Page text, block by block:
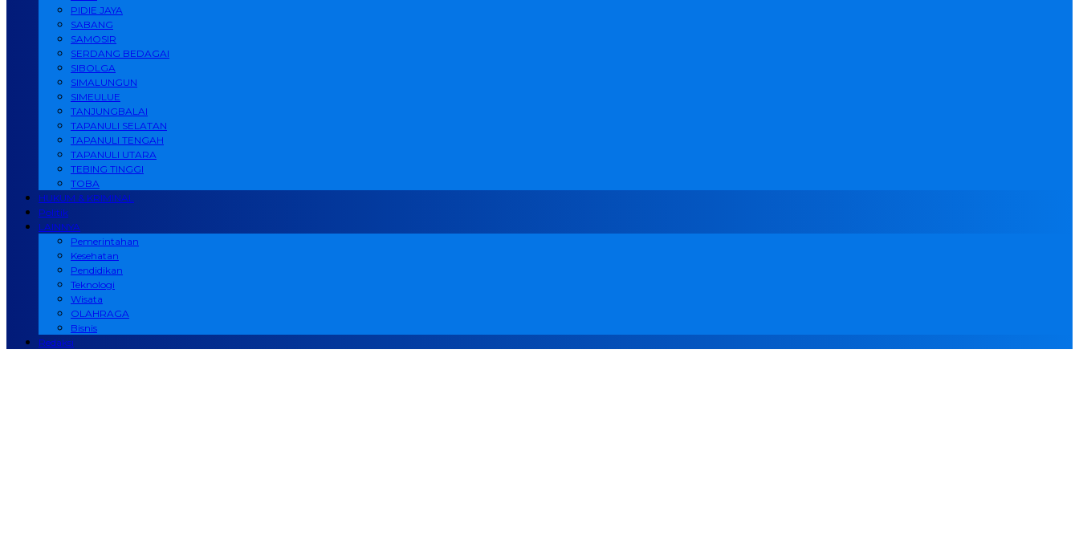
PIDIE JAYA
SABANG
SAMOSIR
SERDANG BEDAGAI
SIBOLGA
SIMALUNGUN
SIMEULUE
TANJUNGBALAI
TAPANULI SELATAN
TAPANULI TENGAH
TAPANULI UTARA
TEBING TINGGI
TOBA
HUKUM & KRIMINAL
Politik
LAINNYA
Pemerintahan
Kesehatan
Pendidikan
Teknologi
Wisata
OLAHRAGA
Bisnis
Redaksi